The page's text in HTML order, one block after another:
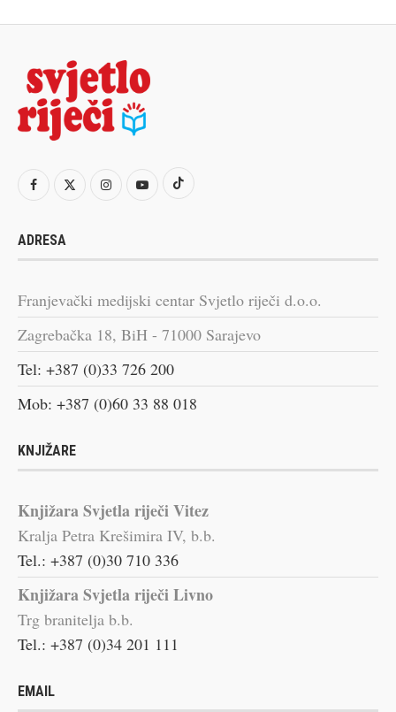
ADRESA
Franjevački medijski centar Svjetlo riječi d.o.o.
Zagrebačka 18, BiH - 71000 Sarajevo
Tel: +387 (0)33 726 200
Mob: +387 (0)60 33 88 018
KNJIŽARE
Knjižara Svjetla riječi Vitez
Kralja Petra Krešimira IV, b.b.
Tel.: +387 (0)30 710 336
Knjižara Svjetla riječi Livno
Trg branitelja b.b.
Tel.: +387 (0)34 201 111
EMAIL